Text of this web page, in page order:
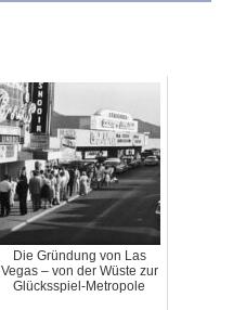
Die Gründung von Las
Vegas – von der Wüste zur
Glücksspiel-Metropole